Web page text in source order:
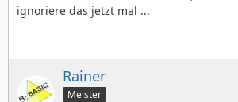
ignoriere das jetzt mal ...
Rainer
Meister